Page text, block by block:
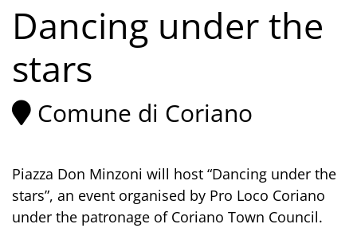
Dancing under the
stars
Comune di Coriano
Piazza Don Minzoni will host “Dancing under the
stars”, an event organised by Pro Loco Coriano
under the patronage of Coriano Town Council.